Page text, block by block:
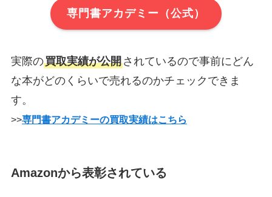
専門書アカデミー（公式）
実際の買取実績が公開されているので事前にどん
な本がどのくらいで売れるのかチェックできま
す。
>>専門書アカデミーの買取実績はこちら
Amazonから表彰されている